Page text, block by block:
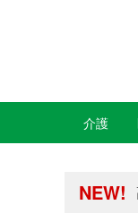
介護
NEW!